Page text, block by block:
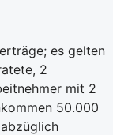
es gelten
2
mit 2
50.000